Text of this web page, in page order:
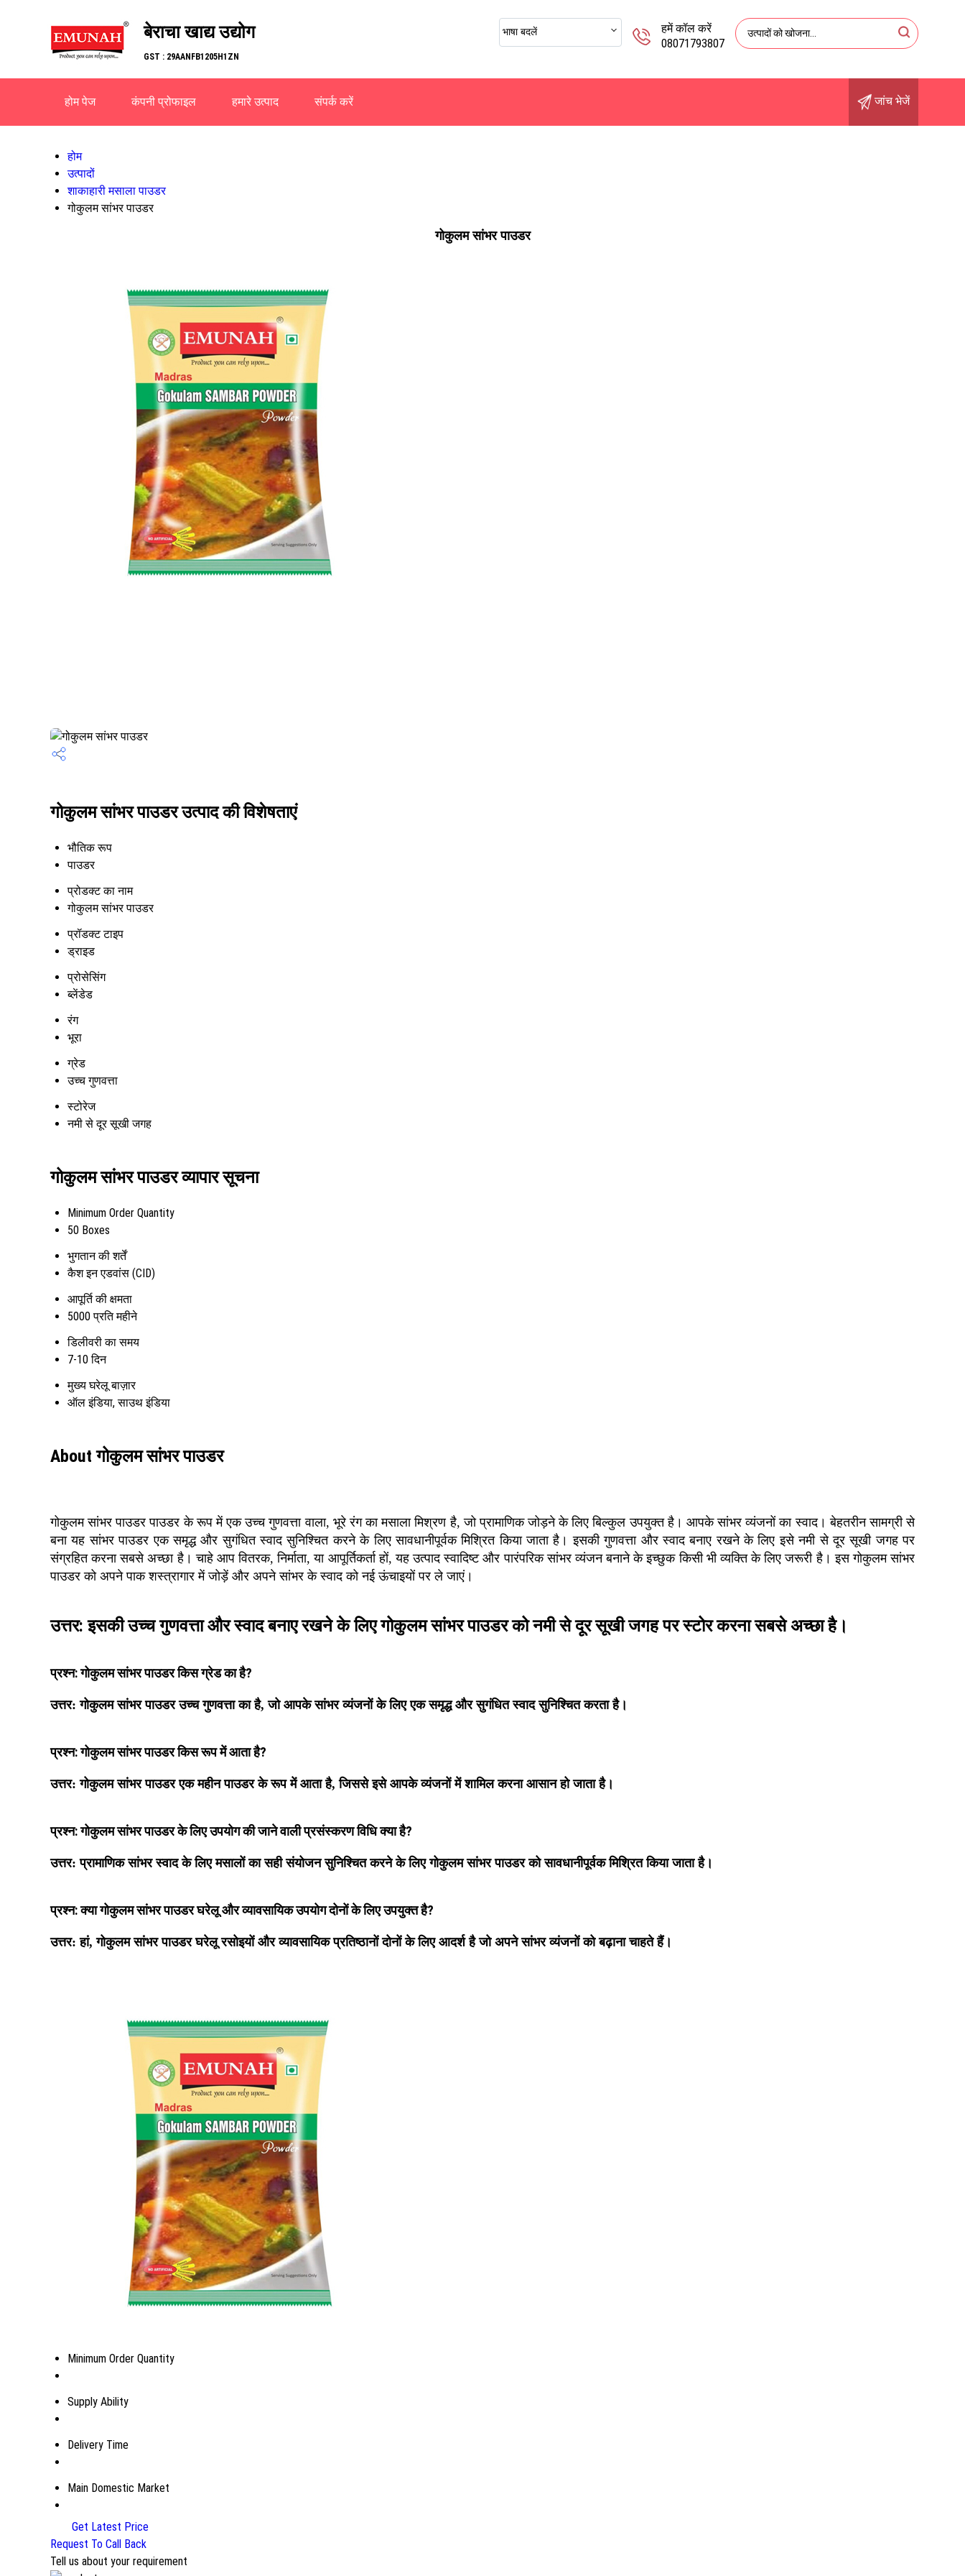
बेराचा खाद्य उद्योग
GST : 29AANFB1205H1ZN
हमें कॉल करें
08071793807
भाषा बदलें
होम पेज कंपनी प्रोफाइल हमारे उत्पाद संपर्क करें जांच भेजें
होम
उत्पादों
शाकाहारी मसाला पाउडर
गोकुलम सांभर पाउडर
गोकुलम सांभर पाउडर
गोकुलम सांभर पाउडर उत्पाद की विशेषताएं
भौतिक रूप
पाउडर
प्रोडक्ट का नाम
गोकुलम सांभर पाउडर
प्रॉडक्ट टाइप
ड्राइड
प्रोसेसिंग
ब्लेंडेड
रंग
भूरा
ग्रेड
उच्च गुणवत्ता
स्टोरेज
नमी से दूर सूखी जगह
गोकुलम सांभर पाउडर व्यापार सूचना
Minimum Order Quantity
50 Boxes
भुगतान की शर्तें
कैश इन एडवांस (CID)
आपूर्ति की क्षमता
5000 प्रति महीने
डिलीवरी का समय
7-10 दिन
मुख्य घरेलू बाज़ार
ऑल इंडिया, साउथ इंडिया
About गोकुलम सांभर पाउडर
गोकुलम सांभर पाउडर पाउडर के रूप में एक उच्च गुणवत्ता वाला, भूरे रंग का मसाला मिश्रण है, जो प्रामाणिक जोड़ने के लिए बिल्कुल उपयुक्त है। आपके सांभर व्यंजनों का स्वाद। बेहतरीन सामग्री से
बना यह सांभर पाउडर एक समृद्ध और सुगंधित स्वाद सुनिश्चित करने के लिए सावधानीपूर्वक मिश्रित किया जाता है। इसकी गुणवत्ता और स्वाद बनाए रखने के लिए इसे नमी से दूर सूखी जगह पर
संग्रहित करना सबसे अच्छा है। चाहे आप वितरक, निर्माता, या आपूर्तिकर्ता हों, यह उत्पाद स्वादिष्ट और पारंपरिक सांभर व्यंजन बनाने के इच्छुक किसी भी व्यक्ति के लिए जरूरी है। इस गोकुलम सांभर
पाउडर को अपने पाक शस्त्रागार में जोड़ें और अपने सांभर के स्वाद को नई ऊंचाइयों पर ले जाएं।
उत्तर: इसकी उच्च गुणवत्ता और स्वाद बनाए रखने के लिए गोकुलम सांभर पाउडर को नमी से दूर सूखी जगह पर स्टोर करना सबसे अच्छा है।
प्रश्न: गोकुलम सांभर पाउडर किस ग्रेड का है?
उत्तर:गोकुलम सांभर पाउडर उच्च गुणवत्ता का है, जो आपके सांभर व्यंजनों के लिए एक समृद्ध और सुगंधित स्वाद सुनिश्चित करता है।
प्रश्न: गोकुलम सांभर पाउडर किस रूप में आता है?
उत्तर:गोकुलम सांभर पाउडर एक महीन पाउडर के रूप में आता है, जिससे इसे आपके व्यंजनों में शामिल करना आसान हो जाता है।
प्रश्न: गोकुलम सांभर पाउडर के लिए उपयोग की जाने वाली प्रसंस्करण विधि क्या है?
उत्तर: प्रामाणिक सांभर स्वाद के लिए मसालों का सही संयोजन सुनिश्चित करने के लिए गोकुलम सांभर पाउडर को सावधानीपूर्वक मिश्रित किया जाता है।
प्रश्न: क्या गोकुलम सांभर पाउडर घरेलू और व्यावसायिक उपयोग दोनों के लिए उपयुक्त है?
उत्तर:हां, गोकुलम सांभर पाउडर घरेलू रसोइयों और व्यावसायिक प्रतिष्ठानों दोनों के लिए आदर्श है जो अपने सांभर व्यंजनों को बढ़ाना चाहते हैं।
Minimum Order Quantity
Supply Ability
Delivery Time
Main Domestic Market
Get Latest Price
Request To Call Back
Tell us about your requirement